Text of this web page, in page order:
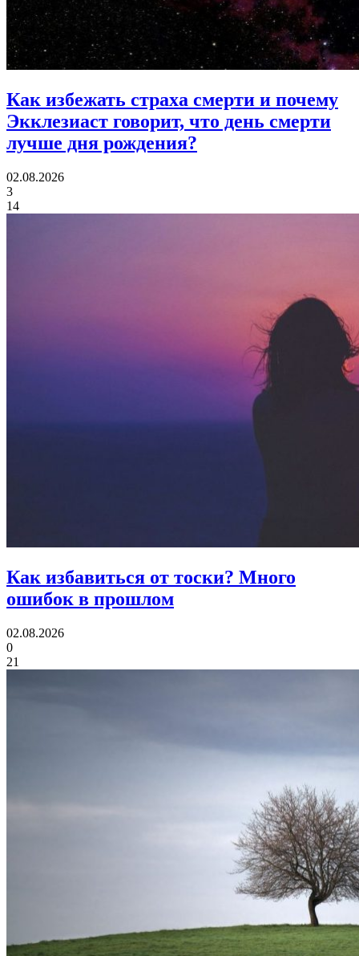
Как избежать страха смерти и почему
Экклезиаст говорит, что день смерти
лучше дня рождения?
02.08.2026
3
14
Как избавиться от тоски? Много
ошибок в прошлом
02.08.2026
0
21